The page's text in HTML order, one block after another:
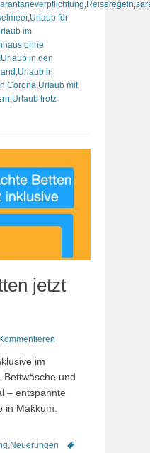
Reiseregeln
, Urlaub für
im
ohne
Urlaub in den
Urlaub in
Corona Urlaub mit
Urlaub trotz
jetzt
Kommentieren
im
Bettwäsche und
– entspannte
in Makkum.
,Neuerungen
Schlagworte